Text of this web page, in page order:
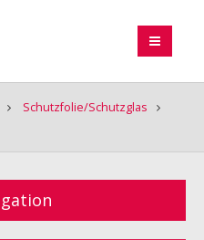
Schutzfolie/Schutzglas